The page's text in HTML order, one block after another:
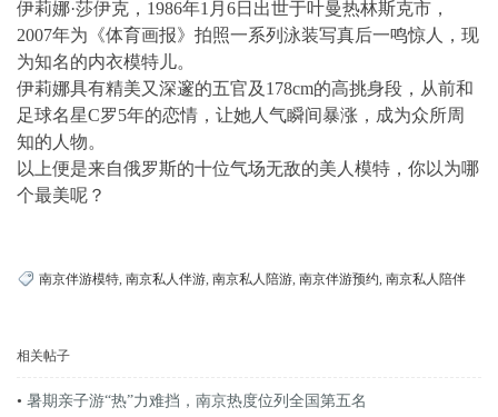
伊莉娜·莎伊克，1986年1月6日出世于叶曼热林斯克市，
2007年为《体育画报》拍照一系列泳装写真后一鸣惊人，现
为知名的内衣模特儿。
伊莉娜具有精美又深邃的五官及178cm的高挑身段，从前和
足球名星C罗5年的恋情，让她人气瞬间暴涨，成为众所周
知的人物。
以上便是来自俄罗斯的十位气场无敌的美人模特，你以为哪
个最美呢？
南京伴游模特, 南京私人伴游, 南京私人陪游, 南京伴游预约, 南京私人陪伴
相关帖子
• 暑期亲子游“热”力难挡，南京热度位列全国第五名